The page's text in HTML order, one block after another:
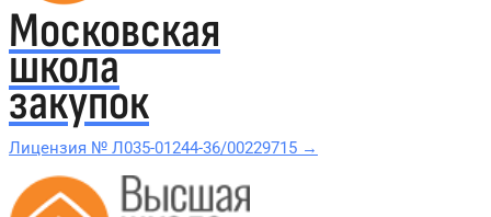
Московская
школа
закупок
Лицензия № Л035-01244-36/00229715 →
Проверить в реестре Рособрнадзора →